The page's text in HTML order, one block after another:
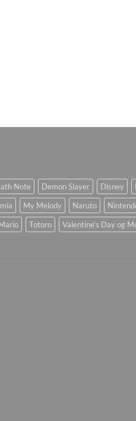
Note Demon Slayer Disney
My Melody Naruto
Totoro Valentine's Day og